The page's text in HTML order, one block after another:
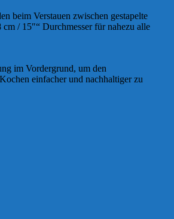
beim Verstauen zwischen gestapelte
/ 15″“ Durchmesser für nahezu alle
im Vordergrund, um den
einfacher und nachhaltiger zu